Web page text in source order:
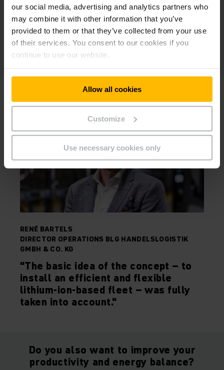
our social media, advertising and analytics partners who
may combine it with other information that you’ve
provided to them or that they’ve collected from your use
of their services. You consent to our cookies if you
continue to use our website.
Allow all cookies
Customize
Use necessary cookies only
RENÉ BARTELS
DIRECTOR OPERATIONS BLG HANDELSLOGISTIK
GMBH & CO. KG
"The basic idea of the concept – to
install an efficient and flexible
lithium-ion-based fleet – was fully
taken into account."
Do you also want to improve your
productivity and energy balance?